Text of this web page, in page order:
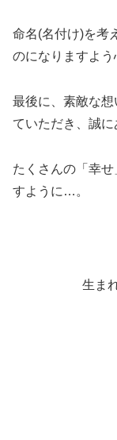
命名(名付け)を考
のになりますよう
最後に、素敵な
ていただき、誠に
たくさんの「幸
すように…。
生ま